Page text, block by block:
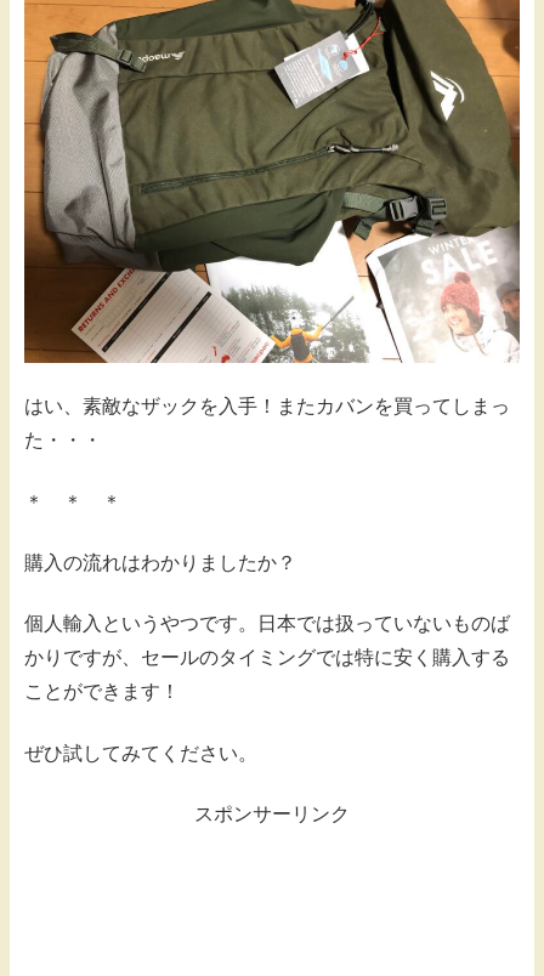
はい、素敵なザックを入手！またカバンを買ってしまっ
た・・・
＊ ＊ ＊
購入の流れはわかりましたか？
個人輸入というやつです。日本では扱っていないものば
かりですが、セールのタイミングでは特に安く購入する
ことができます！
ぜひ試してみてください。
スポンサーリンク